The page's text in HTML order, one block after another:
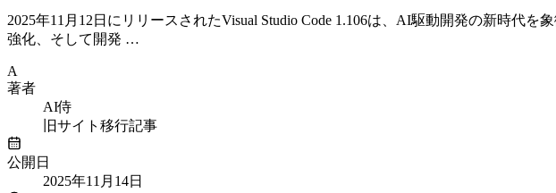
2025年11月12日にリリースされたVisual Studio Code 1.106は、AI駆動開発の新時代
強化、そして開発 …
A
著者
AI侍
旧サイト移行記事
公開日
2025年11月14日